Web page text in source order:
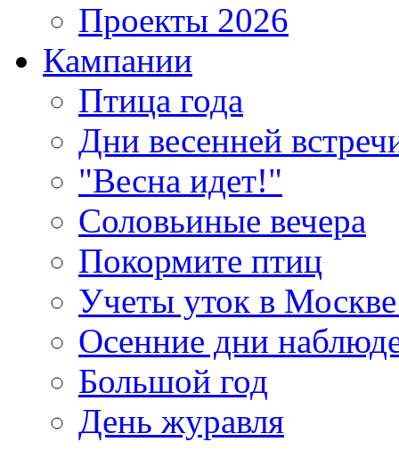
Проекты 2026
Кампании
Птица года
Дни весенней
"Весна идет!"
Соловьиные вечера
Покормите птиц
Учеты уток в
Осенние дни
Большой год
День журавля